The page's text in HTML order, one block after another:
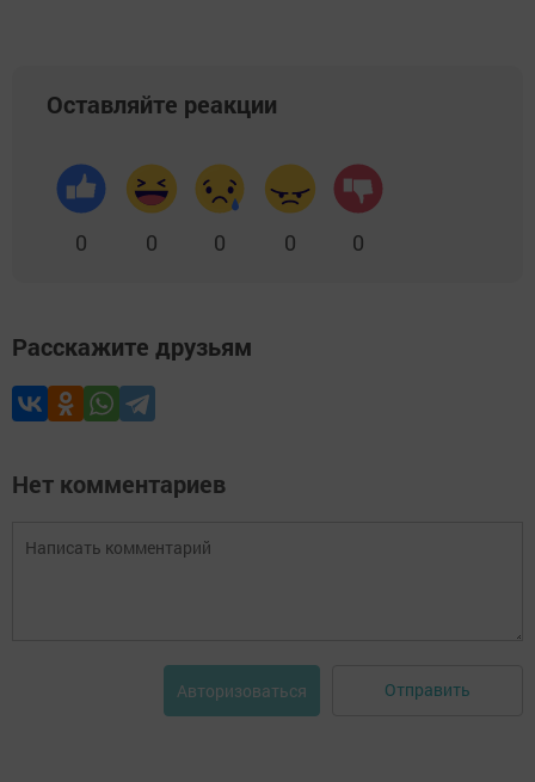
Оставляйте реакции
0 0 0 0 0
Расскажите друзьям
Нет комментариев
Авторизоваться Отправить